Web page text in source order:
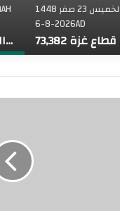
وزراء خارجية 8 دول عربية وإسلامية يدينون الانتهاكات الإسرائيلية المتواصلة في غزة
الخميس 23 صفر 1448AH
6-8-2026AD